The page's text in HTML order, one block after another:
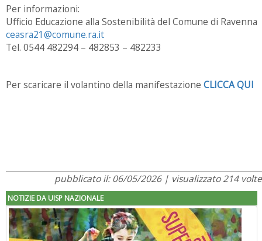
Per informazioni:
Ufficio Educazione alla Sostenibilità del Comune di Ravenna
ceasra21@comune.ra.it
Tel. 0544 482294 – 482853 – 482233
Per scaricare il volantino della manifestazione CLICCA QUI
pubblicato il: 06/05/2026 | visualizzato 214 volte
NOTIZIE DA UISP NAZIONALE